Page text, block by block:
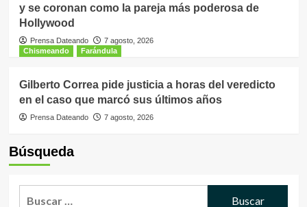
y se coronan como la pareja más poderosa de
Hollywood
Prensa Dateando
7 agosto, 2026
Chismeando
Farándula
Gilberto Correa pide justicia a horas del veredicto
en el caso que marcó sus últimos años
Prensa Dateando 7 agosto, 2026
Búsqueda